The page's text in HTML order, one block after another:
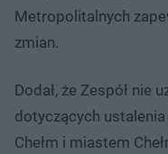
Metropolitalnych
zmian.
Dodał, że Zespół nie
dotyczących
Chełm i miastem